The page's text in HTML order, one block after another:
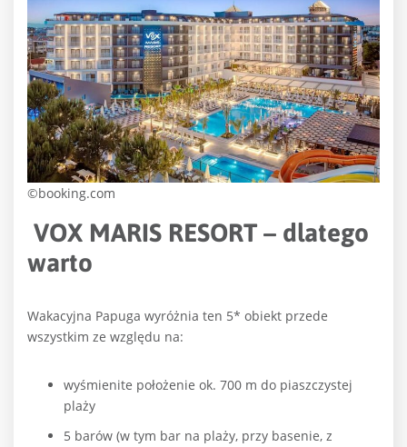
©booking.com
VOX MARIS RESORT – dlatego
warto
Wakacyjna Papuga wyróżnia ten 5* obiekt przede
wszystkim ze względu na:
wyśmienite położenie ok. 700 m do piaszczystej
plaży
5 barów (w tym bar na plaży, przy basenie, z